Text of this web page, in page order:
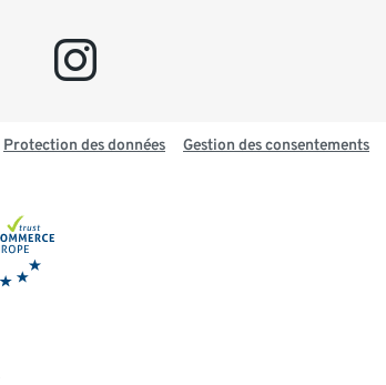
instagram
Protection des données Gestion des consentements